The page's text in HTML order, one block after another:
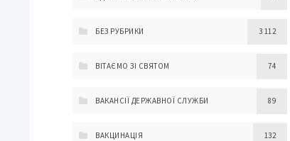
БЕЗ РУБРИКИ 3 112
ВІТАЄМО ЗІ СВЯТОМ 74
ВАКАНСІЇ ДЕРЖАВНОЇ СЛУЖБИ 89
ВАКЦИНАЦІЯ 132